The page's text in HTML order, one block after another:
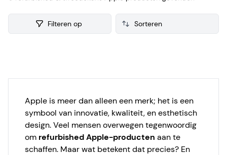
reviews, zodat je een weloverwogen keuze kunt maken bij je
aankoop.
Filteren op
Apple is meer dan alleen een merk; het is een
symbool van innovatie, kwaliteit, en esthetisch
design. Veel mensen overwegen tegenwoordig
om refurbished Apple-producten aan te
schaffen. Maar wat betekent dat precies? En